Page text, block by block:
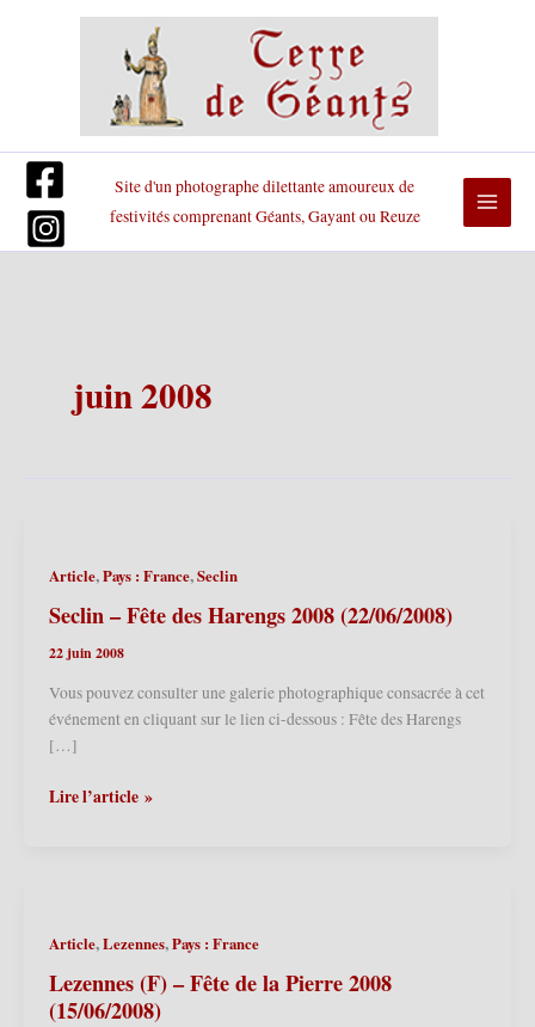
Site d'un photographe dilettante amoureux de
festivités comprenant Géants, Gayant ou Reuze
juin 2008
Article,Pays : France,Seclin
Seclin – Fête des Harengs 2008 (22/06/2008)
22 juin 2008
Vous pouvez consulter une galerie photographique consacrée à cet
événement en cliquant sur le lien ci-dessous : Fête des Harengs
[…]
Seclin
(22/06/2008)
Lire l’article »
Article,Lezennes,Pays : France
Lezennes (F) – Fête de la Pierre 2008
(15/06/2008)